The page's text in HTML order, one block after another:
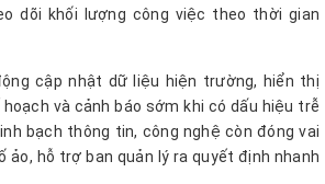
dõi khối lượng công việc theo thời gian
cập nhật dữ liệu hiện trường, hiển thị
và cảnh báo sớm khi có dấu hiệu trễ
bạch thông tin, công nghệ còn đóng vai
ảo, hỗ trợ ban quản lý ra quyết định nhanh